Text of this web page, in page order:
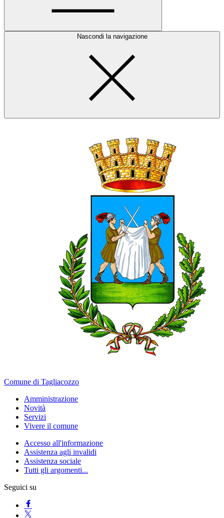
Nascondi la navigazione
Comune di Tagliacozzo
Amministrazione
Novità
Servizi
Vivere il comune
Accesso all'informazione
Assistenza agli invalidi
Assistenza sociale
Tutti gli argomenti...
Seguici su